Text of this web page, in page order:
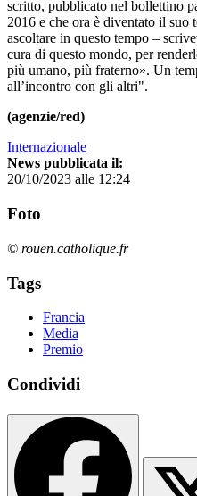
scritto, pubblicato nel bollettino
2016 e che ora è diventato il suo
ascoltare in questo tempo –
cura di questo mondo, per
più umano, più fraterno». Un
all’incontro con gli altri".
(agenzie/red)
Internazionale
News pubblicata il:
20/10/2023 alle 12:24
Foto
© rouen.catholique.fr
Tags
Francia
Media
Premio
Condividi